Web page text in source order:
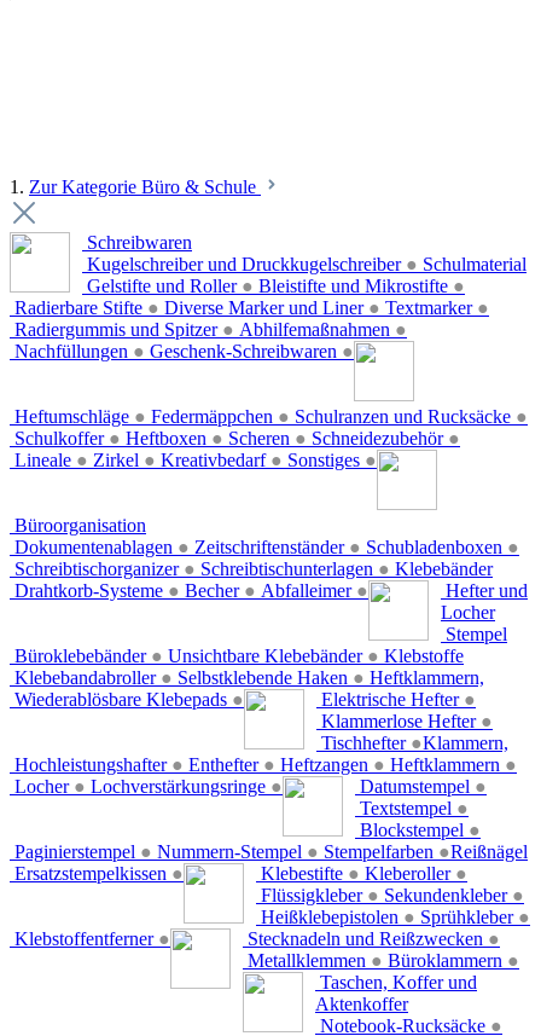
1. Zur Kategorie Büro & Schule
Schreibwaren
Kugelschreiber und Druckkugelschreiber ●
Gelstifte und Roller ● Bleistifte und Mikrostifte ●
Radierbare Stifte ● Diverse Marker und Liner ● Textmarker ●
Radiergummis und Spitzer ● Abhilfemaßnahmen ●
Nachfüllungen ● Geschenk-Schreibwaren ●
Schulmaterial
Heftumschläge ● Federmäppchen ● Schulranzen und Rucksäcke ●
Schulkoffer ● Heftboxen ● Scheren ● Schneidezubehör ●
Lineale ● Zirkel ● Kreativbedarf ● Sonstiges ●
Büroorganisation
Dokumentenablagen ● Zeitschriftenständer ● Schubladenboxen ●
Schreibtischorganizer ● Schreibtischunterlagen ●
Drahtkorb-Systeme ● Becher ● Abfalleimer ●
Klebebänder
Büroklebebänder ● Unsichtbare Klebebänder ●
Klebebandabroller ● Selbstklebende Haken ●
Wiederablösbare Klebepads ●
Hefter und
Locher
Elektrische Hefter ●
Klammerlose Hefter ●
Tischhefter ●
Hochleistungshafter ● Enthefter ● Heftzangen ● Heftklammern ●
Locher ● Lochverstärkungsringe ●
Stempel
Datumstempel ●
Textstempel ●
Blockstempel ●
Paginierstempel ● Nummern-Stempel ● Stempelfarben ●
Ersatzstempelkissen ●
Klebstoffe
Klebestifte ● Kleberoller ●
Flüssigkleber ● Sekundenkleber ●
Heißklebepistolen ● Sprühkleber ●
Klebstoffentferner ●
Heftklammern,
Klammern,
Reißnägel
Stecknadeln und Reißzwecken ●
Metallklemmen ● Büroklammern ●
Taschen, Koffer und
Aktenkoffer
Notebook-Rucksäcke ●